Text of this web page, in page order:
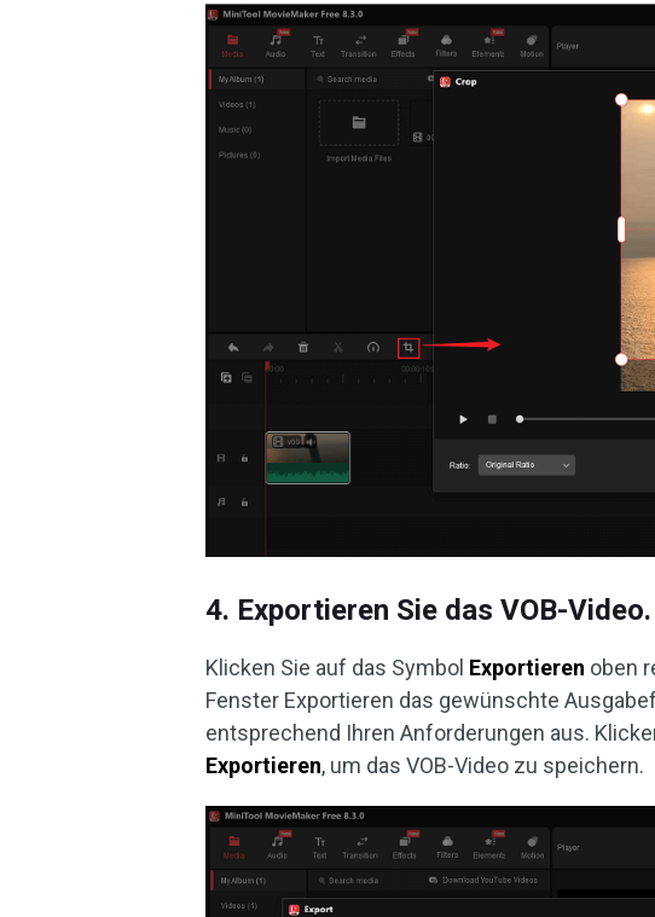
4. Exportieren Sie das VOB-Video.
Klicken Sie auf das Symbol Exportieren oben
Fenster Exportieren das gewünschte
entsprechend Ihren Anforderungen aus.
Exportieren, um das VOB-Video zu speichern.